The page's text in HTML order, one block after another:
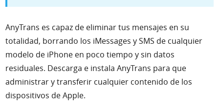
AnyTrans es capaz de eliminar tus mensajes en su
totalidad, borrando los iMessages y SMS de cualquier
modelo de iPhone en poco tiempo y sin datos
residuales. Descarga e instala AnyTrans para que
administrar y transferir cualquier contenido de los
dispositivos de Apple.